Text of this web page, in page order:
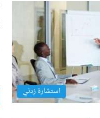
استشارة زدني